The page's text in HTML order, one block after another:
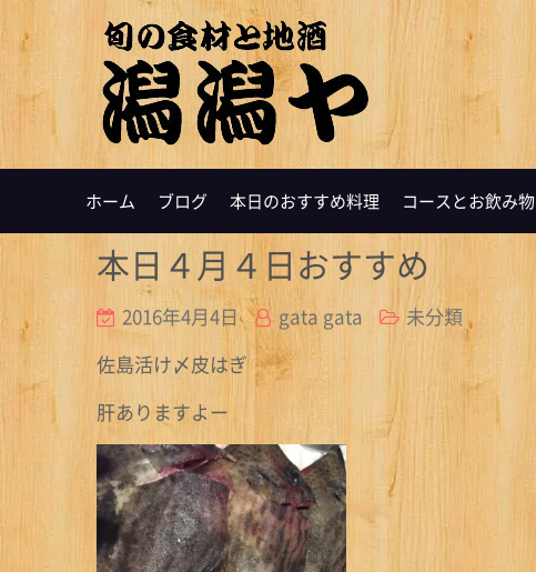
ホーム ブログ 本日のおすすめ料理 コースとお飲み物
本日４月４日おすすめ
2016年4月4日 gata gata
未分類
佐島活け〆皮はぎ
肝ありますよー